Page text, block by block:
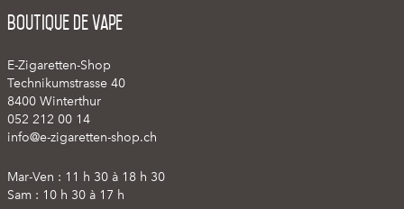
Boutique de vape
E-Zigaretten-Shop
Technikumstrasse 40
8400 Winterthur
052 212 00 14
info@e-zigaretten-shop.ch
Mar-Ven : 11 h 30 à 18 h 30
Sam : 10 h 30 à 17 h